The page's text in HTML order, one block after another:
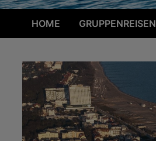
HOME GRUPPENREISEN